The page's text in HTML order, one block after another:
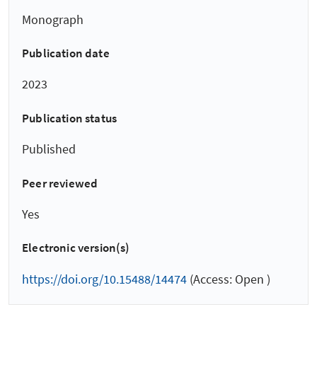
Monograph
Publication date
2023
Publication status
Published
Peer reviewed
Yes
Electronic version(s)
https://doi.org/10.15488/14474 (Access: Open )